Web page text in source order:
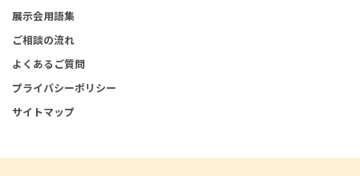
展示会用語集
ご相談の流れ
よくあるご質問
プライバシーポリシー
サイトマップ